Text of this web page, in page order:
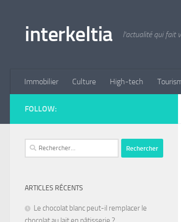
interkeltia l'actualité qui fait
Immobilier Culture High-tech
FOLLOW:
ARTICLES RÉCENTS
Le chocolat blanc peut-il remplacer le